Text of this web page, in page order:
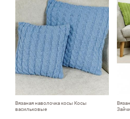
Вязаная наволочка косы Косы
васильковые
Недостатки